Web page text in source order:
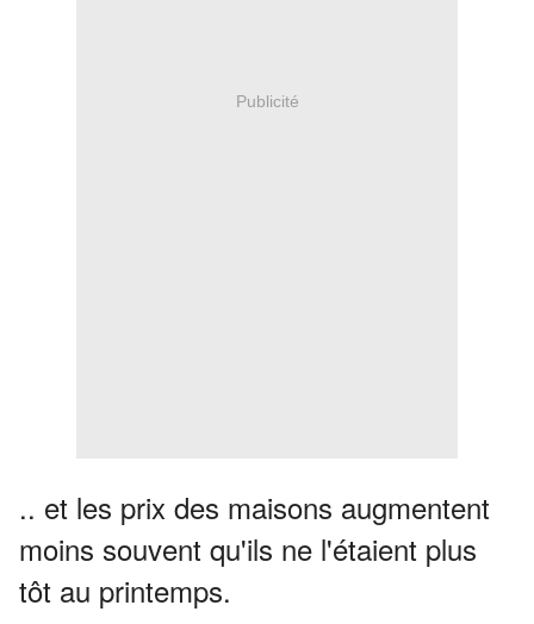
Publicité
.. et les prix des maisons augmentent
moins souvent qu'ils ne l'étaient plus
tôt au printemps.